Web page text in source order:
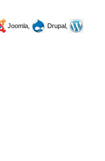
Joomla,
Drupal,